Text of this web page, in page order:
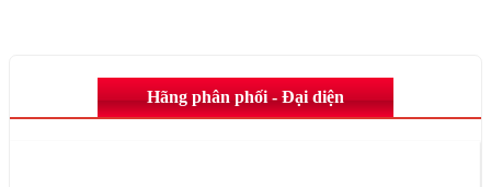
Hãng phân phối - Đại diện